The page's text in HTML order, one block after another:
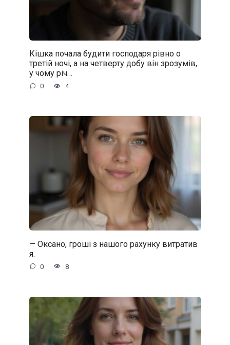
Кішка почала будити господаря рівно о
третій ночі, а на четверту добу він зрозумів,
у чому річ…
0 4
— Оксано, гроші з нашого рахунку витратив
я.
0 8